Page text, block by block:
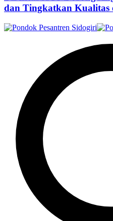
dan Tingkatkan Kualitas